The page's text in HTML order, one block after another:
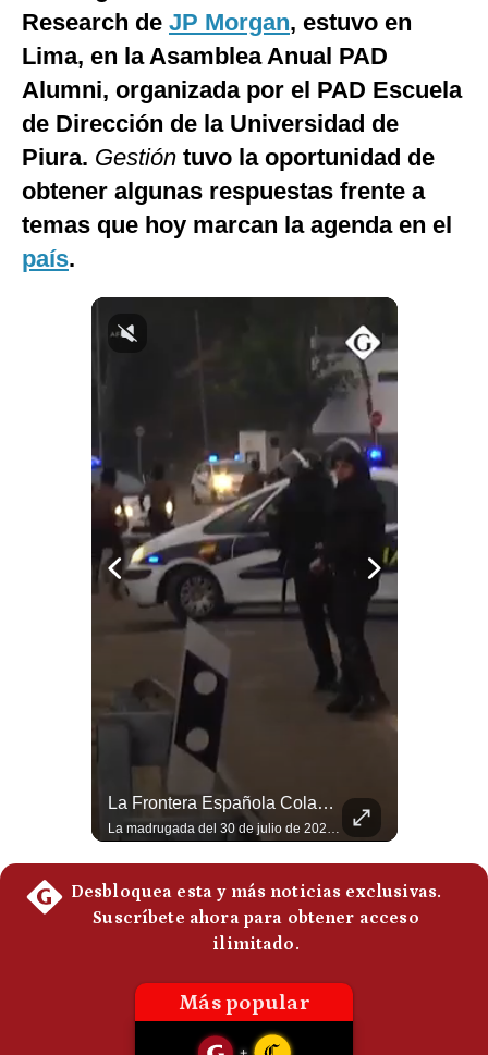
Club del Suscriptor
G de Gestión
Notas Contratadas
Gestión TV
Condiciones
Frecuentes
Research de JP Morgan, estuvo en
Lima, en la Asamblea Anual PAD
Alumni, organizada por el PAD Escuela
de Dirección de la Universidad de
Piura. Gestión tuvo la oportunidad de
obtener algunas respuestas frente a
temas que hoy marcan la agenda en el
país.
La Frontera Española Colapsa ¿Qué Está Pasando En Ceuta? | Gestión Mundo